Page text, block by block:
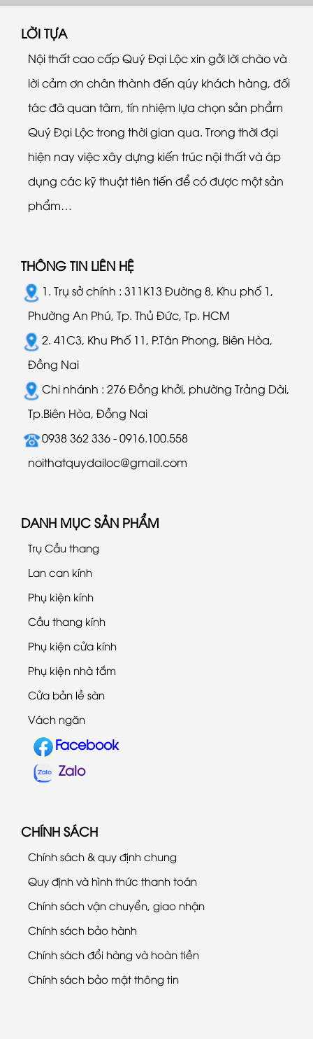
LỜI TỰA
Nội thất cao cấp Quý Đại Lộc xin gởi lời chào và
lời cảm ơn chân thành đến qúy khách hàng, đối
tác đã quan tâm, tín nhiệm lựa chọn sản phẩm
Quý Đại Lộc trong thời gian qua. Trong thời đại
hiện nay việc xây dựng kiến trúc nội thất và áp
dụng các kỹ thuật tiên tiến để có được một sản
phẩm…
THÔNG TIN LIÊN HỆ
1. Trụ sở chính : 311K13 Đường 8, Khu phố 1,
Phường An Phú, Tp. Thủ Đức, Tp. HCM
2. 41C3, Khu Phố 11, P.Tân Phong, Biên Hòa,
Đồng Nai
Chi nhánh : 276 Đồng khởi, phường Trảng Dài,
Tp.Biên Hòa, Đồng Nai
0938 362 336 - 0916.100.558
noithatquydailoc@gmail.com
DANH MỤC SẢN PHẨM
Trụ Cầu thang
Lan can kính
Phụ kiện kính
Cầu thang kính
Phụ kiện cửa kính
Phụ kiện nhà tắm
Cửa bản lề sàn
Vách ngăn
Facebook
Zalo
CHÍNH SÁCH
Chính sách & quy định chung
Quy định và hình thức thanh toán
Chính sách vận chuyển, giao nhận
Chính sách bảo hành
Chính sách đổi hàng và hoàn tiền
Chính sách bảo mật thông tin